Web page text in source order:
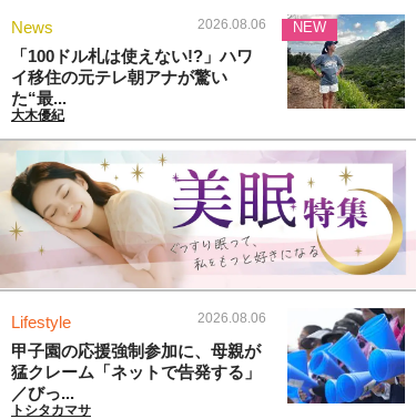
News 2026.08.06
「100ドル札は使えない!?」ハワ
イ移住の元テレ朝アナが驚い
た“最...
大木優紀
NEW
Lifestyle 2026.08.06
甲子園の応援強制参加に、母親が
猛クレーム「ネットで告発する」
／びっ...
トシタカマサ